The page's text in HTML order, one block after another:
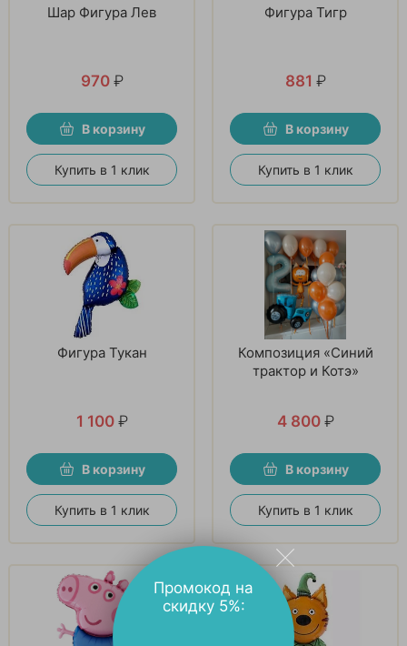
Шар Фигура Лев
970 ₽
В корзину
Купить в 1 клик
Фигура Тигр
881 ₽
В корзину
Купить в 1 клик
Фигура Тукан
1 100 ₽
В корзину
Купить в 1 клик
Композиция «Синий
трактор и Котэ»
4 800 ₽
В корзину
Купить в 1 клик
Промокод на
скидку 5%: